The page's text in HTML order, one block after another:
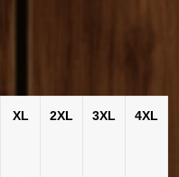
XL 2XL 3XL 4XL